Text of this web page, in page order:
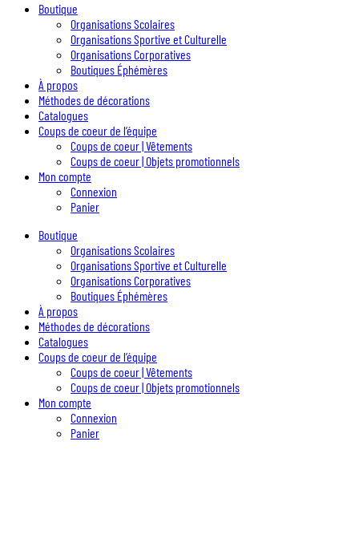
Boutique
Organisations Scolaires
Organisations Sportive et Culturelle
Organisations Corporatives
Boutiques Éphémères
À propos
Méthodes de décorations
Catalogues
Coups de coeur de l’équipe
Coups de coeur | Vêtements
Coups de coeur | Objets promotionnels
Mon compte
Connexion
Panier
Boutique
Organisations Scolaires
Organisations Sportive et Culturelle
Organisations Corporatives
Boutiques Éphémères
À propos
Méthodes de décorations
Catalogues
Coups de coeur de l’équipe
Coups de coeur | Vêtements
Coups de coeur | Objets promotionnels
Mon compte
Connexion
Panier